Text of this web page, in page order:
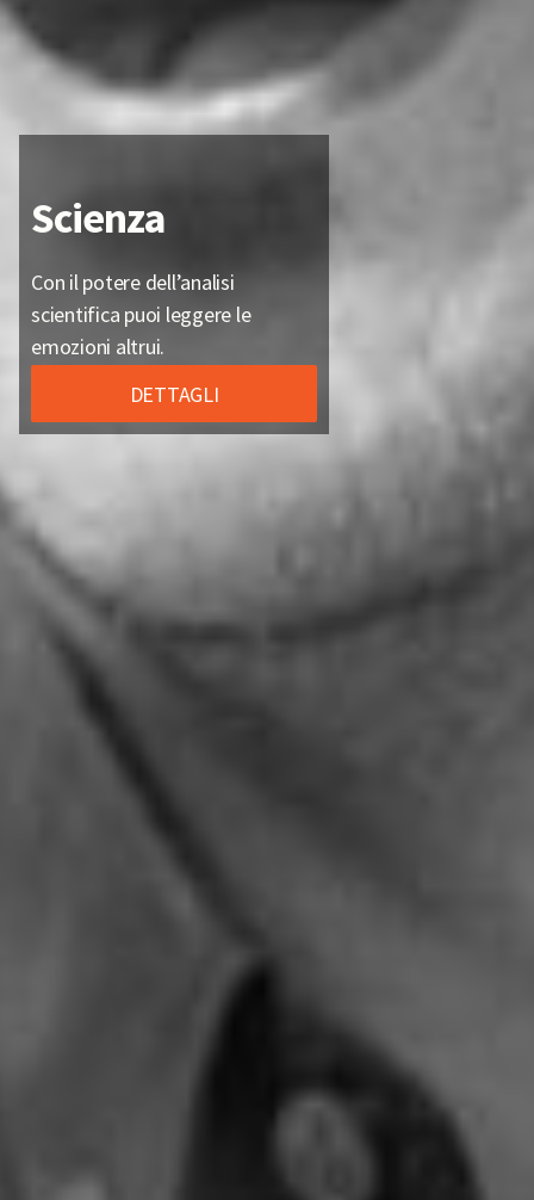
Training
Impara tecniche e metodi
scientifici per leggere il
comportamento non verbale.
DETTAGLI